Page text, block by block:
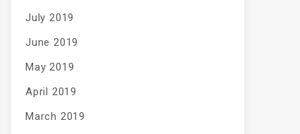
July 2019
June 2019
May 2019
April 2019
March 2019